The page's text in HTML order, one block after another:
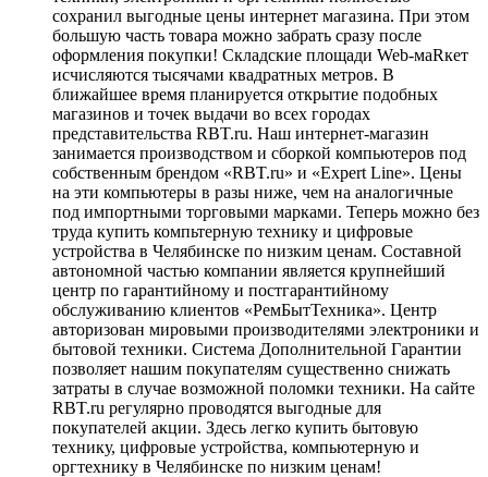
сохранил выгодные цены интернет магазина. При этом
большую часть товара можно забрать сразу после
оформления покупки! Складские площади Web-маRкет
исчисляются тысячами квадратных метров. В
ближайшее время планируется открытие подобных
магазинов и точек выдачи во всех городах
представительства RBT.ru. Наш интернет-магазин
занимается производством и сборкой компьютеров под
собственным брендом «RBT.ru» и «Expert Line». Цены
на эти компьютеры в разы ниже, чем на аналогичные
под импортными торговыми марками. Теперь можно без
труда купить компьтерную технику и цифровые
устройства в Челябинске по низким ценам. Составной
автономной частью компании является крупнейший
центр по гарантийному и постгарантийному
обслуживанию клиентов «РемБытТехника». Центр
авторизован мировыми производителями электроники и
бытовой техники. Система Дополнительной Гарантии
позволяет нашим покупателям существенно снижать
затраты в случае возможной поломки техники. На сайте
RBT.ru регулярно проводятся выгодные для
покупателей акции. Здесь легко купить бытовую
технику, цифровые устройства, компьютерную и
оргтехнику в Челябинске по низким ценам!